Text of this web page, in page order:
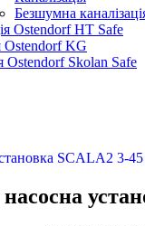
Безшумна
Ostendorf HT Safe
Ostendorf KG
Ostendorf Skolan Safe